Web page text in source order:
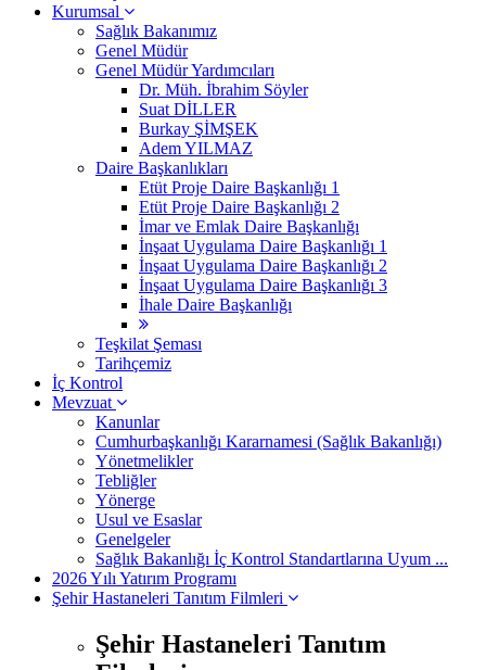
Kurumsal
Sağlık Bakanımız
Genel Müdür
Genel Müdür Yardımcıları
Dr. Müh. İbrahim Söyler
Suat DİLLER
Burkay ŞİMŞEK
Adem YILMAZ
Daire Başkanlıkları
Etüt Proje Daire Başkanlığı 1
Etüt Proje Daire Başkanlığı 2
İmar ve Emlak Daire Başkanlığı
İnşaat Uygulama Daire Başkanlığı 1
İnşaat Uygulama Daire Başkanlığı 2
İnşaat Uygulama Daire Başkanlığı 3
İhale Daire Başkanlığı
Teşkilat Şeması
Tarihçemiz
İç Kontrol
Mevzuat
Kanunlar
Cumhurbaşkanlığı Kararnamesi (Sağlık Bakanlığı)
Yönetmelikler
Tebliğler
Yönerge
Usul ve Esaslar
Genelgeler
Sağlık Bakanlığı İç Kontrol Standartlarına Uyum ...
2026 Yılı Yatırım Programı
Şehir Hastaneleri Tanıtım Filmleri
Şehir Hastaneleri Tanıtım